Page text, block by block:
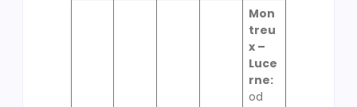
Mon
treu
x –
Luce
rne:
od